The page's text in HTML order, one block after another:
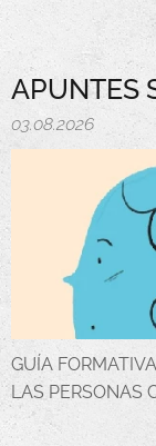
APUNTES
03.08.2026
GUÍA
LAS PERSONAS